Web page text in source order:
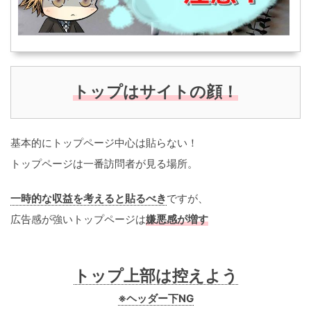
トップはサイトの顔！
基本的にトップページ中心は貼らない！
トップページは一番訪問者が見る場所。
一時的な収益を考えると貼るべきですが、
広告感が強いトップページは嫌悪感が増す
トップ上部は控えよう
※ヘッダー下NG